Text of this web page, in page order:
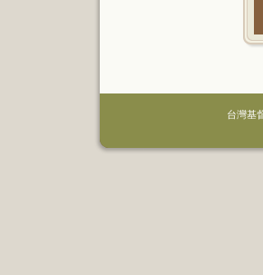
台灣基